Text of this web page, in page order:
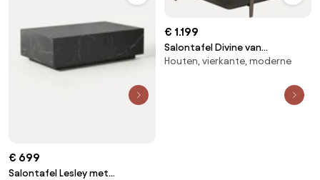
€ 699
Salontafel Lesley met
€ 1.199
Salontafel Divine van
essenhout
Houten, vierkante, moderne